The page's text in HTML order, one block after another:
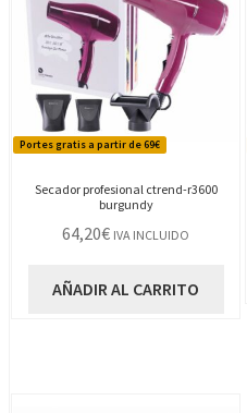
Portes gratis a partir de 69€
Secador profesional ctrend-r3600
burgundy
64,20€ IVA INCLUIDO
AÑADIR AL CARRITO